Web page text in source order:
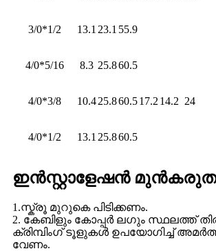
3/0*1/2 13.1 23.1 55.9
4/0*5/16 8.3 25.860.5
17.2 14.2 24
4/0*3/8 10.425.860.5
4/0*1/2 13.1 25.860.5
ഇൻസ്റ്റാളേഷൻ
1.സ്ക്രൂ മുറുകെ പിടിക്കണം.
2. കേബിളും കോപ്പർ ലഗും സ്ഥലത്ത്
ക്രിമ്പിംഗ് ടൂളുകൾ ഉപയോഗിച്ച്
വേണം.